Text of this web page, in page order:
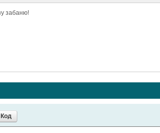
забаню!
Код